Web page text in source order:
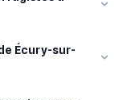
Écury-sur-